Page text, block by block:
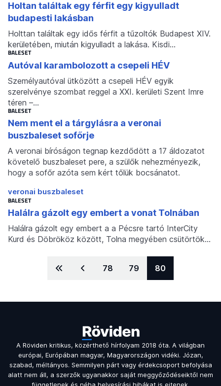
Holtan találtak egy férfit egy kigyulladt
budapesti lakásban
Holttan találtak egy idős férfit a tűzoltók Budapest XIV.
kerületében, miután kigyulladt a lakása. Kisdi…
BALESET
Autóval karambolozott a csepeli HÉV
Személyautóval ütközött a csepeli HÉV egyik
szerelvénye szombat reggel a XXI. kerületi Szent Imre
téren –…
BALESET
Nem ment el a tárgylásra a veronai
buszbaleset sofőrje
A veronai bíróságon tegnap kezdődött a 17 áldozatot
követelő buszbaleset pere, a szülők nehezményezik,
hogy a sofőr azóta sem kért tőlük bocsánatot.
veronai buszbaleset
BALESET
Halálra gázolt egy embert a vonat Tolnában
Halálra gázolt egy embert a a Pécsre tartó InterCity
Kurd és Döbrököz között, Tolna megyében csütörtök…
Oldal:
78 Oldal:
79Aktuális oldal
80
A Röviden kritikus, közérthető hírfolyam 2018 óta. A világban
európai, Európában magyar, Magyarországon vidéki. Józan,
szabad, méltányos. Semmilyen párt vagy érdekcsoport befolyása
alatt nem áll, a szerzők ugyanakkor saját meggyőződéseiktől nem